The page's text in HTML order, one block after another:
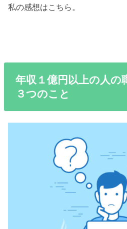
私の感想はこちら。
年収１億円以上の人の
３つのこと